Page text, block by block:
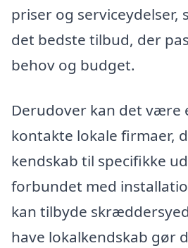
priser og serviceydelser,
det bedste tilbud, der
behov og budget.
Derudover kan det være
kontakte lokale firmaer,
kendskab til specifikke
forbundet med
kan tilbyde
have lokalkendskab gør